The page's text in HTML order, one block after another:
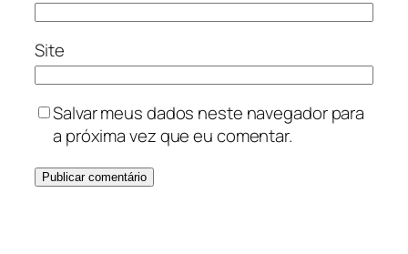
Site
Salvar meus dados neste navegador para
a próxima vez que eu comentar.